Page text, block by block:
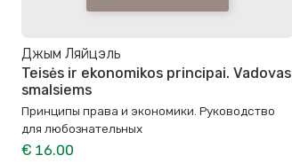
Джым Ляйцэль
Teisės ir ekonomikos principai. Vadovas
smalsiems
Принципы права и экономики. Руководство
для любознательных
€ 16.00